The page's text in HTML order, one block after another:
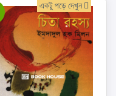
একটু পড়ে দেখুন